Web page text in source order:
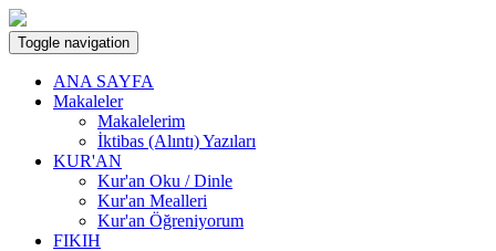
Toggle navigation
ANA SAYFA
Makaleler
Makalelerim
İktibas (Alıntı) Yazıları
KUR'AN
Kur'an Oku / Dinle
Kur'an Mealleri
Kur'an Öğreniyorum
FIKIH